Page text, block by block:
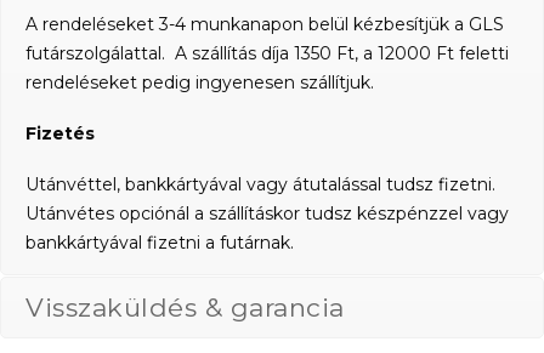
A rendeléseket 3-4 munkanapon belül kézbesítjük a GLS
futárszolgálattal. A szállítás díja 1350 Ft, a 12000 Ft feletti
rendeléseket pedig ingyenesen szállítjuk.
Fizetés
Utánvéttel, bankkártyával vagy átutalással tudsz fizetni.
Utánvétes opciónál a szállításkor tudsz készpénzzel vagy
bankkártyával fizetni a futárnak.
Visszaküldés & garancia